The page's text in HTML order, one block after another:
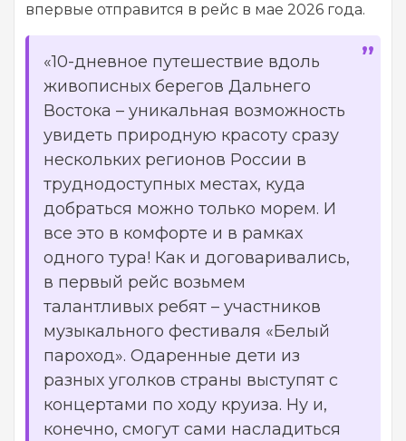
впервые отправится в рейс в мае 2026 года.
«10-дневное путешествие вдоль
живописных берегов Дальнего
Востока – уникальная возможность
увидеть природную красоту сразу
нескольких регионов России в
труднодоступных местах, куда
добраться можно только морем. И
все это в комфорте и в рамках
одного тура! Как и договаривались,
в первый рейс возьмем
талантливых ребят – участников
музыкального фестиваля «Белый
пароход». Одаренные дети из
разных уголков страны выступят с
концертами по ходу круиза. Ну и,
конечно, смогут сами насладиться